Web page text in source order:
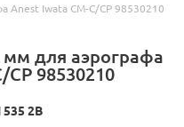
Anest Iwata CM-C/CP 98530210
мм для аэрографа
98530210
535 2B